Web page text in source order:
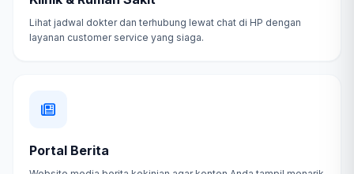
Lihat jadwal dokter dan terhubung lewat chat di HP dengan
layanan customer service yang siaga.
Portal Berita